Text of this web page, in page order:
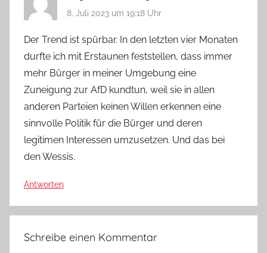
8. Juli 2023 um 19:18 Uhr
Der Trend ist spürbar. In den letzten vier Monaten
durfte ich mit Erstaunen feststellen, dass immer
mehr Bürger in meiner Umgebung eine
Zuneigung zur AfD kundtun, weil sie in allen
anderen Parteien keinen Willen erkennen eine
sinnvolle Politik für die Bürger und deren
legitimen Interessen umzusetzen. Und das bei
den Wessis.
Antworten
Schreibe einen Kommentar